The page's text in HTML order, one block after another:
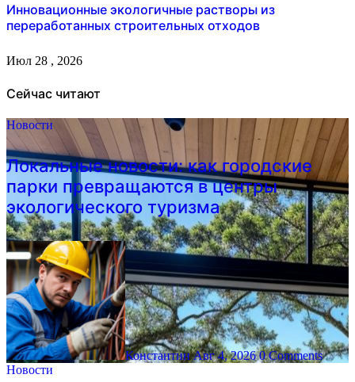
Инновационные экологичные растворы из
переработанных строительных отходов
Июл 28 , 2026
Сейчас читают
Новости
Локальные новости: как городские
парки превращаются в центры
экологического туризма
КонстантинАвг 4, 2026 0 Comments
Новости